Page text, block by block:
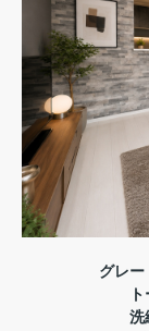
グレー
洗